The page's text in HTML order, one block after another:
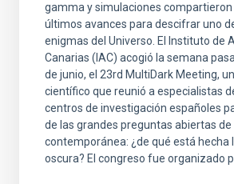
gamma y simulaciones
últimos avances para descifrar uno
enigmas del Universo. El Instituto de
Canarias (IAC) acogió la semana
de junio, el 23rd MultiDark Meeting,
científico que reunió a especialistas
centros de investigación españoles
de las grandes preguntas abiertas de
contemporánea: ¿de qué está hecha
oscura? El congreso fue organizado